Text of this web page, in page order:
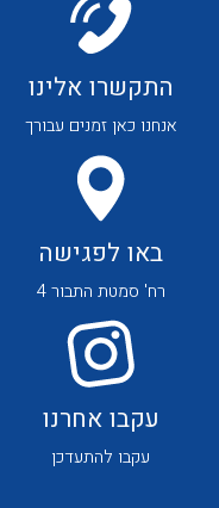
לכל מוצרי היצרן
התקשרו אלינו
אנחנו כאן זמנים עבורך
באו לפגישה
רח' סמטת התבור 4
עקבו אחרנו
עקבו להתעדכן